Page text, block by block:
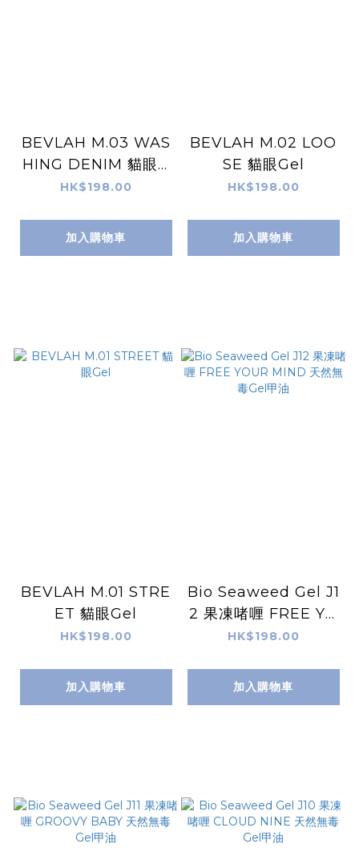
BEVLAH M.03 WAS
HING DENIM 貓眼G
el
HK$198.00
加入購物車
BEVLAH M.02 LOO
SE 貓眼Gel
HK$198.00
加入購物車
BEVLAH M.01 STRE
ET 貓眼Gel
HK$198.00
加入購物車
Bio Seaweed Gel J1
2 果凍啫喱 FREE YO
UR MIND 天然無毒G
HK$198.00
加入購物車